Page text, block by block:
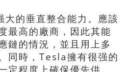
的垂直整合能力。應該
最高的廠商，因此其能
鏈的情況，並且用上多
同時，Tesla擁有很强的
定程度上確保優先供